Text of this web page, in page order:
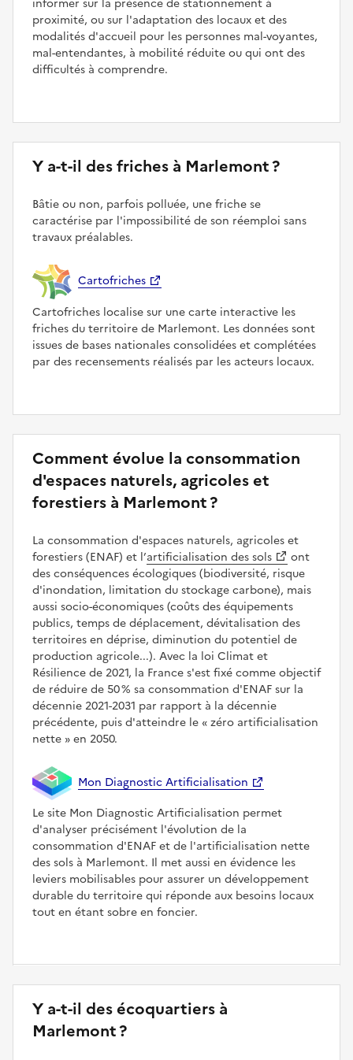
proximité, ou sur l'adaptation des locaux et des
modalités d'accueil pour les personnes mal-voyantes,
mal-entendantes, à mobilité réduite ou qui ont des
difficultés à comprendre.
Y a-t-il des friches à Marlemont ?
Bâtie ou non, parfois polluée, une friche se
caractérise par l'impossibilité de son réemploi sans
travaux préalables.
Cartofriches
Cartofriches localise sur une carte interactive les
friches du territoire de Marlemont. Les données sont
issues de bases nationales consolidées et complétées
par des recensements réalisés par les acteurs locaux.
Comment évolue la consommation
d'espaces naturels, agricoles et
forestiers à Marlemont ?
La consommation d'espaces naturels, agricoles et
forestiers (ENAF) et l’artificialisation des sols
ont
des conséquences écologiques (biodiversité, risque
d'inondation, limitation du stockage carbone), mais
aussi socio-économiques (coûts des équipements
publics, temps de déplacement, dévitalisation des
territoires en déprise, diminution du potentiel de
production agricole...). Avec la loi Climat et
Résilience de 2021, la France s'est fixé comme objectif
de réduire de 50 % sa consommation d'ENAF sur la
décennie 2021-2031 par rapport à la décennie
précédente, puis d'atteindre le
zéro artificialisation
nette
en 2050.
Mon Diagnostic Artificialisation
Le site Mon Diagnostic Artificialisation permet
d'analyser précisément l'évolution de la
consommation d'ENAF et de l'artificialisation nette
des sols à Marlemont. Il met aussi en évidence les
leviers mobilisables pour assurer un développement
durable du territoire qui réponde aux besoins locaux
tout en étant sobre en foncier.
Y a-t-il des écoquartiers à
Marlemont ?